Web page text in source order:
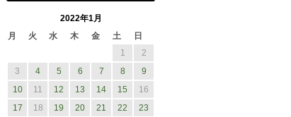
2022年1月
月
火 水 木 金 土
日
1
2
3
4 5 6 7 8
9
10
11 12 13 14 15
16
17
18 19 20 21 22
23